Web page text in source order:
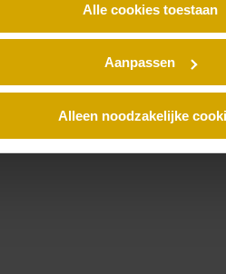
Alle cookies toestaan
Aanpassen
Alleen noodzakelijke
en blijf altijd op de hoogte van